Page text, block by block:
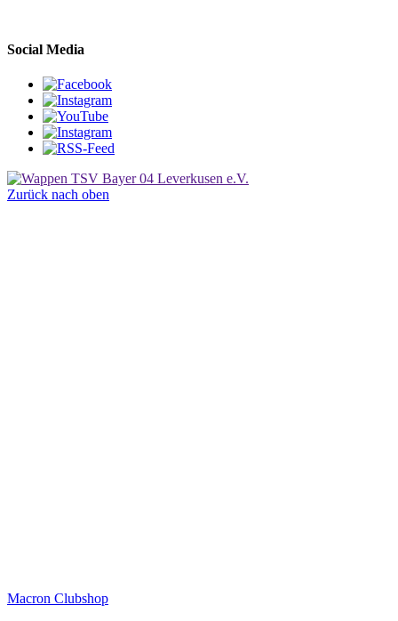
Social Media
Zurück nach oben
Macron Clubshop